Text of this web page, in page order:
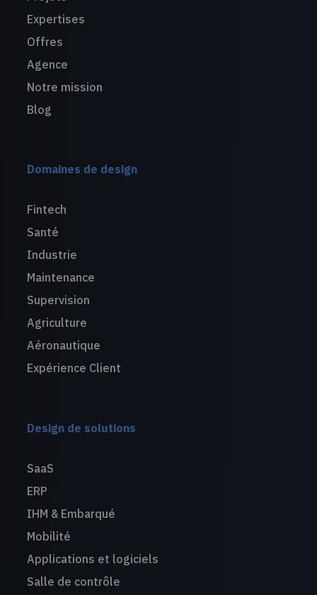
Expertises
Offres
Agence
Notre mission
Blog
Domaines de design
Fintech
Santé
Industrie
Maintenance
Supervision
Agriculture
Aéronautique
Expérience Client
Design de solutions
SaaS
ERP
IHM & Embarqué
Mobilité
Applications et logiciels
Salle de contrôle